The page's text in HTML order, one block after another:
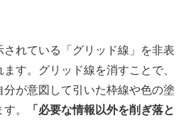
されている「グリッド線」を非表
す。グリッド線を消すことで、
が意図して引いた枠線や色の塗
。
「必要な情報以外を削ぎ落と